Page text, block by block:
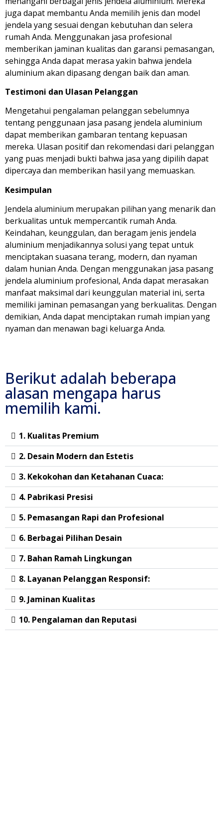
juga dapat membantu Anda memilih jenis dan model
jendela yang sesuai dengan kebutuhan dan selera
rumah Anda. Menggunakan jasa profesional
memberikan jaminan kualitas dan garansi pemasangan,
sehingga Anda dapat merasa yakin bahwa jendela
aluminium akan dipasang dengan baik dan aman.
Testimoni dan Ulasan Pelanggan
Mengetahui pengalaman pelanggan sebelumnya
tentang penggunaan jasa pasang jendela aluminium
dapat memberikan gambaran tentang kepuasan
mereka. Ulasan positif dan rekomendasi dari pelanggan
yang puas menjadi bukti bahwa jasa yang dipilih dapat
dipercaya dan memberikan hasil yang memuaskan.
Kesimpulan
Jendela aluminium merupakan pilihan yang menarik dan
berkualitas untuk mempercantik rumah Anda.
Keindahan, keunggulan, dan beragam jenis jendela
aluminium menjadikannya solusi yang tepat untuk
menciptakan suasana terang, modern, dan nyaman
dalam hunian Anda. Dengan menggunakan jasa pasang
jendela aluminium profesional, Anda dapat merasakan
manfaat maksimal dari keunggulan material ini, serta
memiliki jaminan pemasangan yang berkualitas. Dengan
demikian, Anda dapat menciptakan rumah impian yang
nyaman dan menawan bagi keluarga Anda.
Berikut adalah beberapa
alasan mengapa harus
memilih kami.
1. Kualitas Premium
2. Desain Modern dan Estetis
3. Kekokohan dan Ketahanan Cuaca:
4. Pabrikasi Presisi
5. Pemasangan Rapi dan Profesional
6. Berbagai Pilihan Desain
7. Bahan Ramah Lingkungan
8. Layanan Pelanggan Responsif:
9. Jaminan Kualitas
10. Pengalaman dan Reputasi